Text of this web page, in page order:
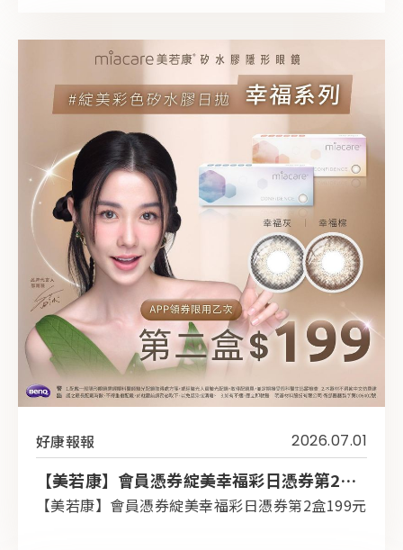
好康報報 2026.07.01
【美若康】會員憑券綻美幸福彩日憑券第2盒199元
【美若康】會員憑券綻美幸福彩日憑券第2盒199元